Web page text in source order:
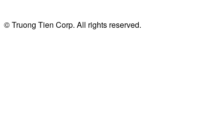
© Truong Tien Corp. All rights reserved.